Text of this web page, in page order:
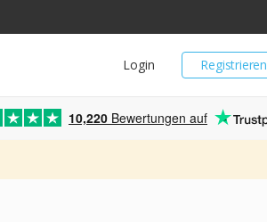
Registrieren
Login
10,220 Bewertungen auf